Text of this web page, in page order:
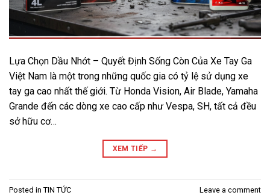
Lựa Chọn Dầu Nhớt – Quyết Định Sống Còn Của Xe Tay Ga
Việt Nam là một trong những quốc gia có tỷ lệ sử dụng xe
tay ga cao nhất thế giới. Từ Honda Vision, Air Blade, Yamaha
Grande đến các dòng xe cao cấp như Vespa, SH, tất cả đều
sở hữu cơ…
XEM TIẾP →
Posted in TIN TỨC Leave a comment